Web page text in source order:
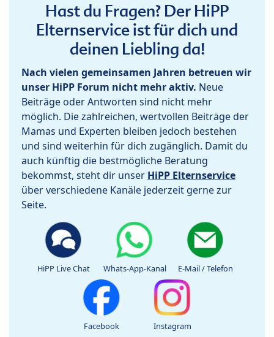
Hast du Fragen? Der HiPP
Elternservice ist für dich und
deinen Liebling da!
Nach vielen gemeinsamen Jahren betreuen wir
unser HiPP Forum nicht mehr aktiv. Neue
Beiträge oder Antworten sind nicht mehr
möglich. Die zahlreichen, wertvollen Beiträge der
Mamas und Experten bleiben jedoch bestehen
und sind weiterhin für dich zugänglich. Damit du
auch künftig die bestmögliche Beratung
bekommst, steht dir unser HiPP Elternservice
über verschiedene Kanäle jederzeit gerne zur
Seite.
HiPP Live Chat Whats-App-Kanal E-Mail / Telefon
Facebook Instagram